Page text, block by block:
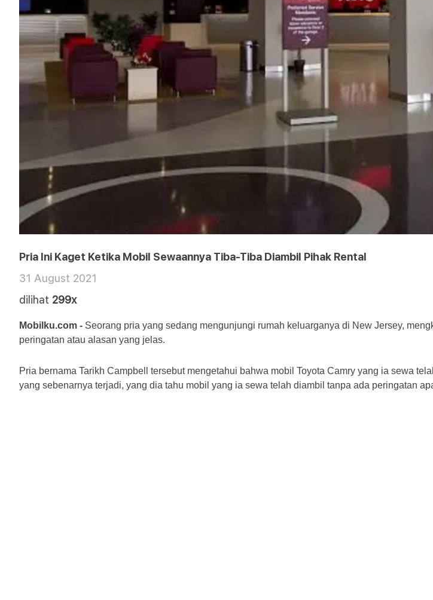
Pria Ini Kaget Ketika Mobil Sewaannya Tiba-Tiba Diambil Pihak Rental
31 August 2021
dilihat 299x
Mobilku.com - Seorang pria yang sedang mengunjungi rumah keluarganya di New Jersey,
peringatan atau alasan yang jelas.
Pria bernama Tarikh Campbell tersebut mengetahui bahwa mobil Toyota Camry yang ia sewa
yang sebenarnya terjadi, yang dia tahu mobil yang ia sewa telah diambil tanpa ada peringatan